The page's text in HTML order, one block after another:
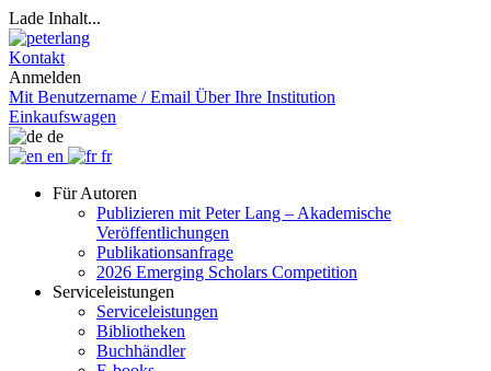
Lade Inhalt...
Kontakt
Anmelden
Mit Benutzername / Email Über Ihre Institution
Einkaufswagen
de
en
fr
Für Autoren
Publizieren mit Peter Lang – Akademische
Veröffentlichungen
Publikationsanfrage
2026 Emerging Scholars Competition
Serviceleistungen
Serviceleistungen
Bibliotheken
Buchhändler